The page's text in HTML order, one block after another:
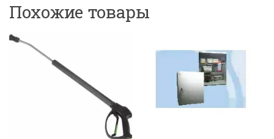
Похожие товары